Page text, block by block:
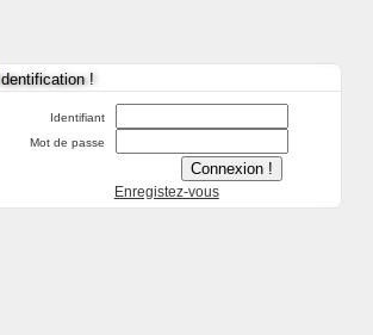
Identification !
Identifiant
Mot de passe
Enregistez-vous